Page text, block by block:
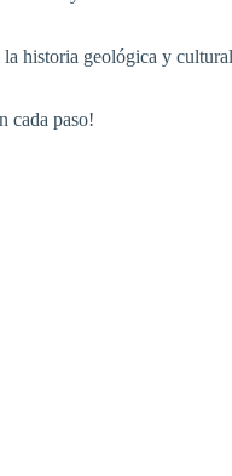
historia geológica y
cada paso!